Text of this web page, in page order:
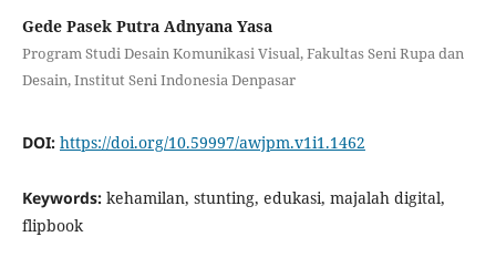
Gede Pasek Putra Adnyana Yasa
Program Studi Desain Komunikasi Visual, Fakultas Seni Rupa dan
Desain, Institut Seni Indonesia Denpasar
DOI: https://doi.org/10.59997/awjpm.v1i1.1462
Keywords: kehamilan, stunting, edukasi, majalah digital,
flipbook